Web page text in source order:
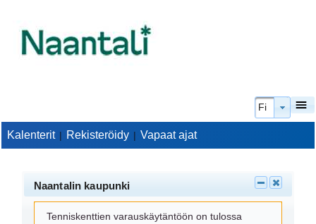
Kieli
Fi
Kalenterit | Rekisteröidy | Vapaat ajat
Naantalin kaupunki
Tenniskenttien varauskäytäntöön on tulossa